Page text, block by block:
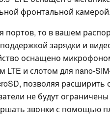
фронтальной камерой.
портов, то в вашем
поддержкой зарядки и
оснащено
LTE и слотом для nano-
позволяя
не будут
звонки с помощью